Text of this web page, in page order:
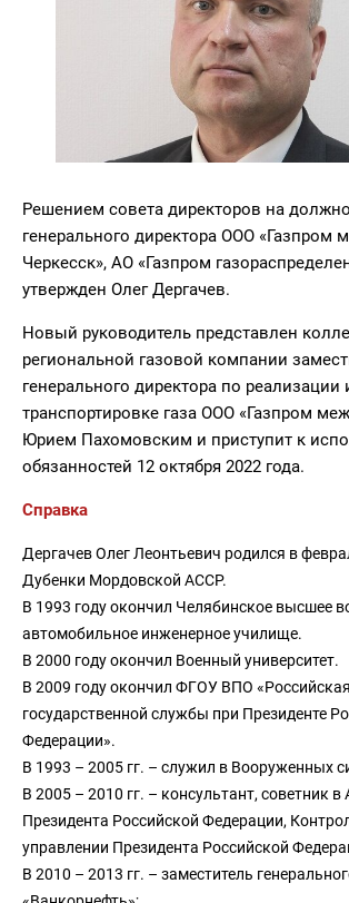
Решением совета директоров на
генерального директора ООО «Газпром
Черкесск», АО «Газпром
утвержден Олег Дергачев.
Новый руководитель представлен
региональной газовой компании
генерального директора по реализации
транспортировке газа ООО «Газпром
Юрием Пахомовским и приступит к
обязанностей 12 октября 2022 года.
Справка
Дергачев Олег Леонтьевич родился в
Дубенки Мордовской АССР.
В 1993 году окончил Челябинское высшее
автомобильное инженерное училище.
В 2000 году окончил Военный университет.
В 2009 году окончил ФГОУ ВПО
государственной службы при Президенте
Федерации».
В 1993 – 2005 гг. – служил в Вооруженных
В 2005 – 2010 гг. – консультант, советник
Президента Российской Федерации,
управлении Президента Российской
В 2010 – 2013 гг. – заместитель